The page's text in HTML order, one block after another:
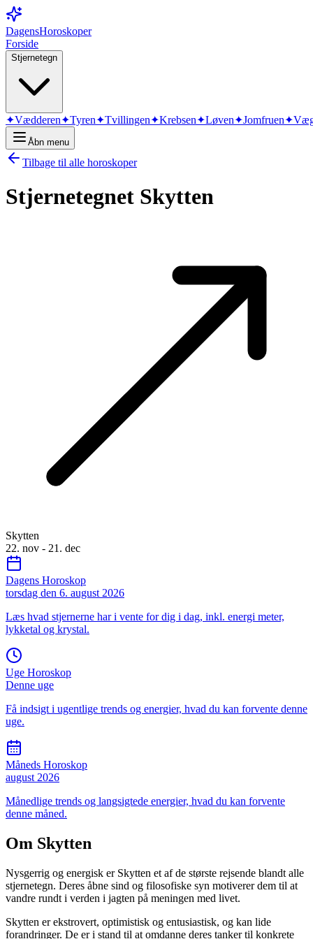
DagensHoroskoper
Forside
Stjernetegn
✦Vædderen✦Tyren✦Tvillingen✦Krebsen✦Løven✦Jomfruen✦
Åbn menu
Tilbage til alle horoskoper
Stjernetegnet Skytten
Skytten
22. nov - 21. dec
Dagens Horoskop
torsdag den 6. august 2026
Læs hvad stjernerne har i vente for dig i dag, inkl. energi meter,
lykketal og krystal.
Uge Horoskop
Denne uge
Få indsigt i ugentlige trends og energier, hvad du kan forvente denne
uge.
Måneds Horoskop
august 2026
Månedlige trends og langsigtede energier, hvad du kan forvente
denne måned.
Om Skytten
Nysgerrig og energisk er Skytten et af de største rejsende blandt alle
stjernetegn. Deres åbne sind og filosofiske syn motiverer dem til at
vandre rundt i verden i jagten på meningen med livet.
Skytten er ekstrovert, optimistisk og entusiastisk, og kan lide
forandringer. De er i stand til at omdanne deres tanker til konkrete